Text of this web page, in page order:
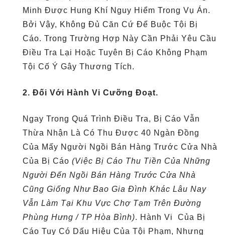
Minh Được Hung Khí Nguy Hiểm Trong Vụ Án.
Bởi Vậy, Không Đủ Căn Cứ Để Buộc Tội Bị
Cáo. Trong Trường Hợp Này Cần Phải Yêu Cầu
Điều Tra Lại Hoặc Tuyên Bị Cáo Không Phạm
Tội Cố Ý Gây Thương Tích.
2. Đối Với Hành Vi Cưỡng Đoạt.
Ngay Trong Quá Trình Điều Tra, Bị Cáo Vẫn
Thừa Nhận Là Có Thu Được 40 Ngàn Đồng
Của Mấy Người Ngồi Bán Hàng Trước Cửa Nhà
Của Bị Cáo (Việc Bị Cáo Thu Tiền Của Những
Người Đến Ngồi Bán Hàng Trước Cửa Nhà
Cũng Giống Như Bao Gia Đình Khác Lâu Nay
Vẫn Làm Tại Khu Vực Chợ Tạm Trên Đường
Phùng Hưng / TP Hòa Bình). Hành Vi Của Bị
Cáo Tuy Có Dấu Hiệu Của Tội Phạm, Nhưng